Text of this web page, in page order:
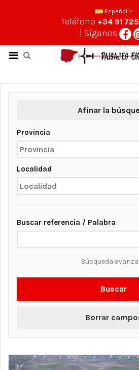
Español
Teléfono +34 91
| Síganos
Afinar la
Provincia
Localidad
Buscar referencia / Palabra
Búsqueda
Buscar
Borrar